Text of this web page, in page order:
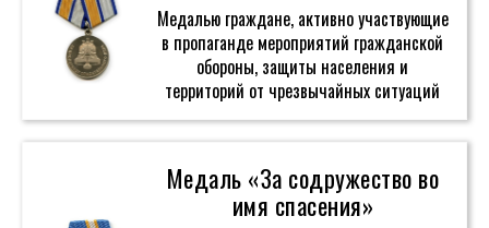
Медалью граждане, активно участвующие
в пропаганде мероприятий гражданской
обороны, защиты населения и
территорий от чрезвычайных ситуаций
Медаль «За содружество во
имя спасения»